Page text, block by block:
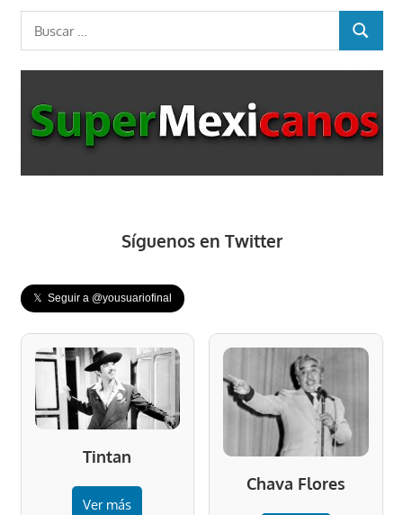
BUSCAR
Síguenos en Twitter
𝕏 Seguir a @yousuariofinal
Tintan
Ver más
Chava Flores